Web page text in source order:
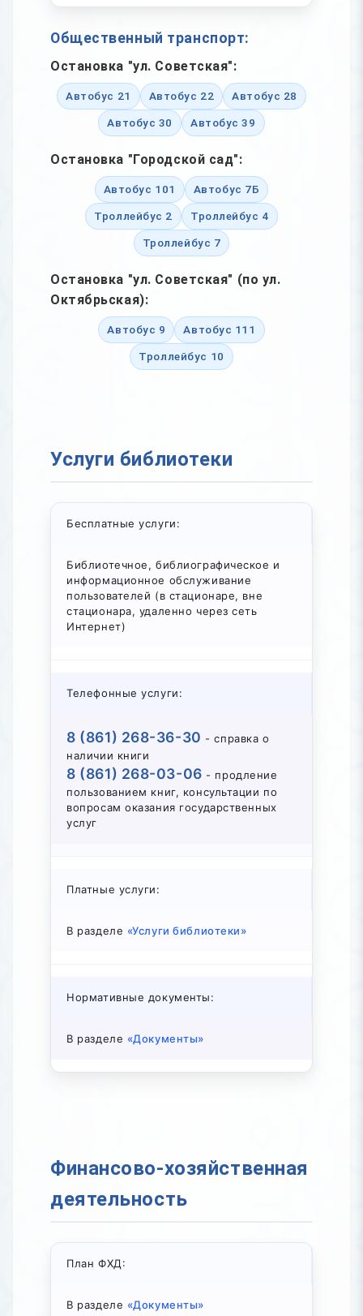
Общественный транспорт:
Остановка "ул. Советская":
Автобус 21 Автобус 22 Автобус 28
Автобус 30 Автобус 39
Остановка "Городской сад":
Автобус 101 Автобус 7Б
Троллейбус 2 Троллейбус 4
Троллейбус 7
Остановка "ул. Советская" (по ул.
Октябрьская):
Автобус 9 Автобус 111
Троллейбус 10
Услуги библиотеки
Бесплатные услуги:
Библиотечное, библиографическое и
информационное обслуживание
пользователей (в стационаре, вне
стационара, удаленно через сеть
Интернет)
Телефонные услуги:
8 (861) 268-36-30 - справка о
наличии книги
8 (861) 268-03-06 - продление
пользованием книг, консультации по
вопросам оказания государственных
услуг
Платные услуги:
В разделе «Услуги библиотеки»
Нормативные документы:
В разделе «Документы»
Финансово-хозяйственная
деятельность
План ФХД:
В разделе «Документы»